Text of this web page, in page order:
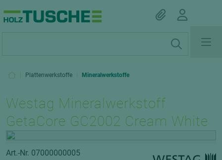
Plattenwerkstoffe Mineralwerkstoffe
Westag Mineralwerkstoff
GetaCore GC2002 Cream White
Art.-Nr. 07000000005